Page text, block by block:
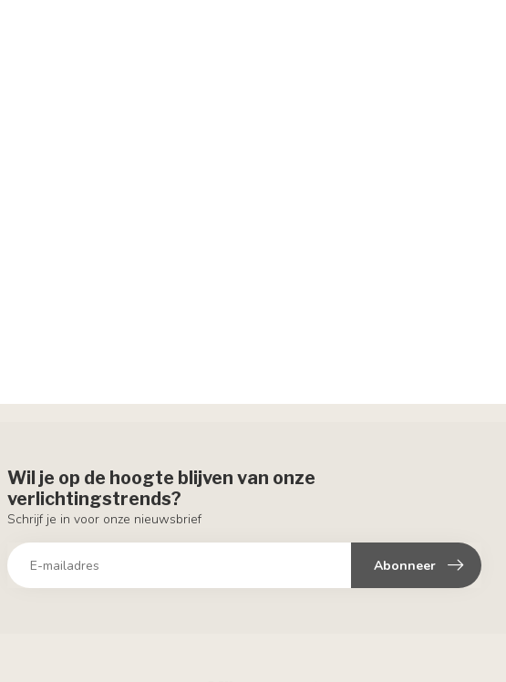
Wil je op de hoogte blijven van onze
verlichtingstrends?
Schrijf je in voor onze nieuwsbrief
Abonneer